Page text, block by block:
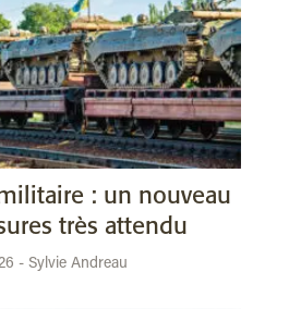
: un nouveau
très attendu
- Sylvie Andreau